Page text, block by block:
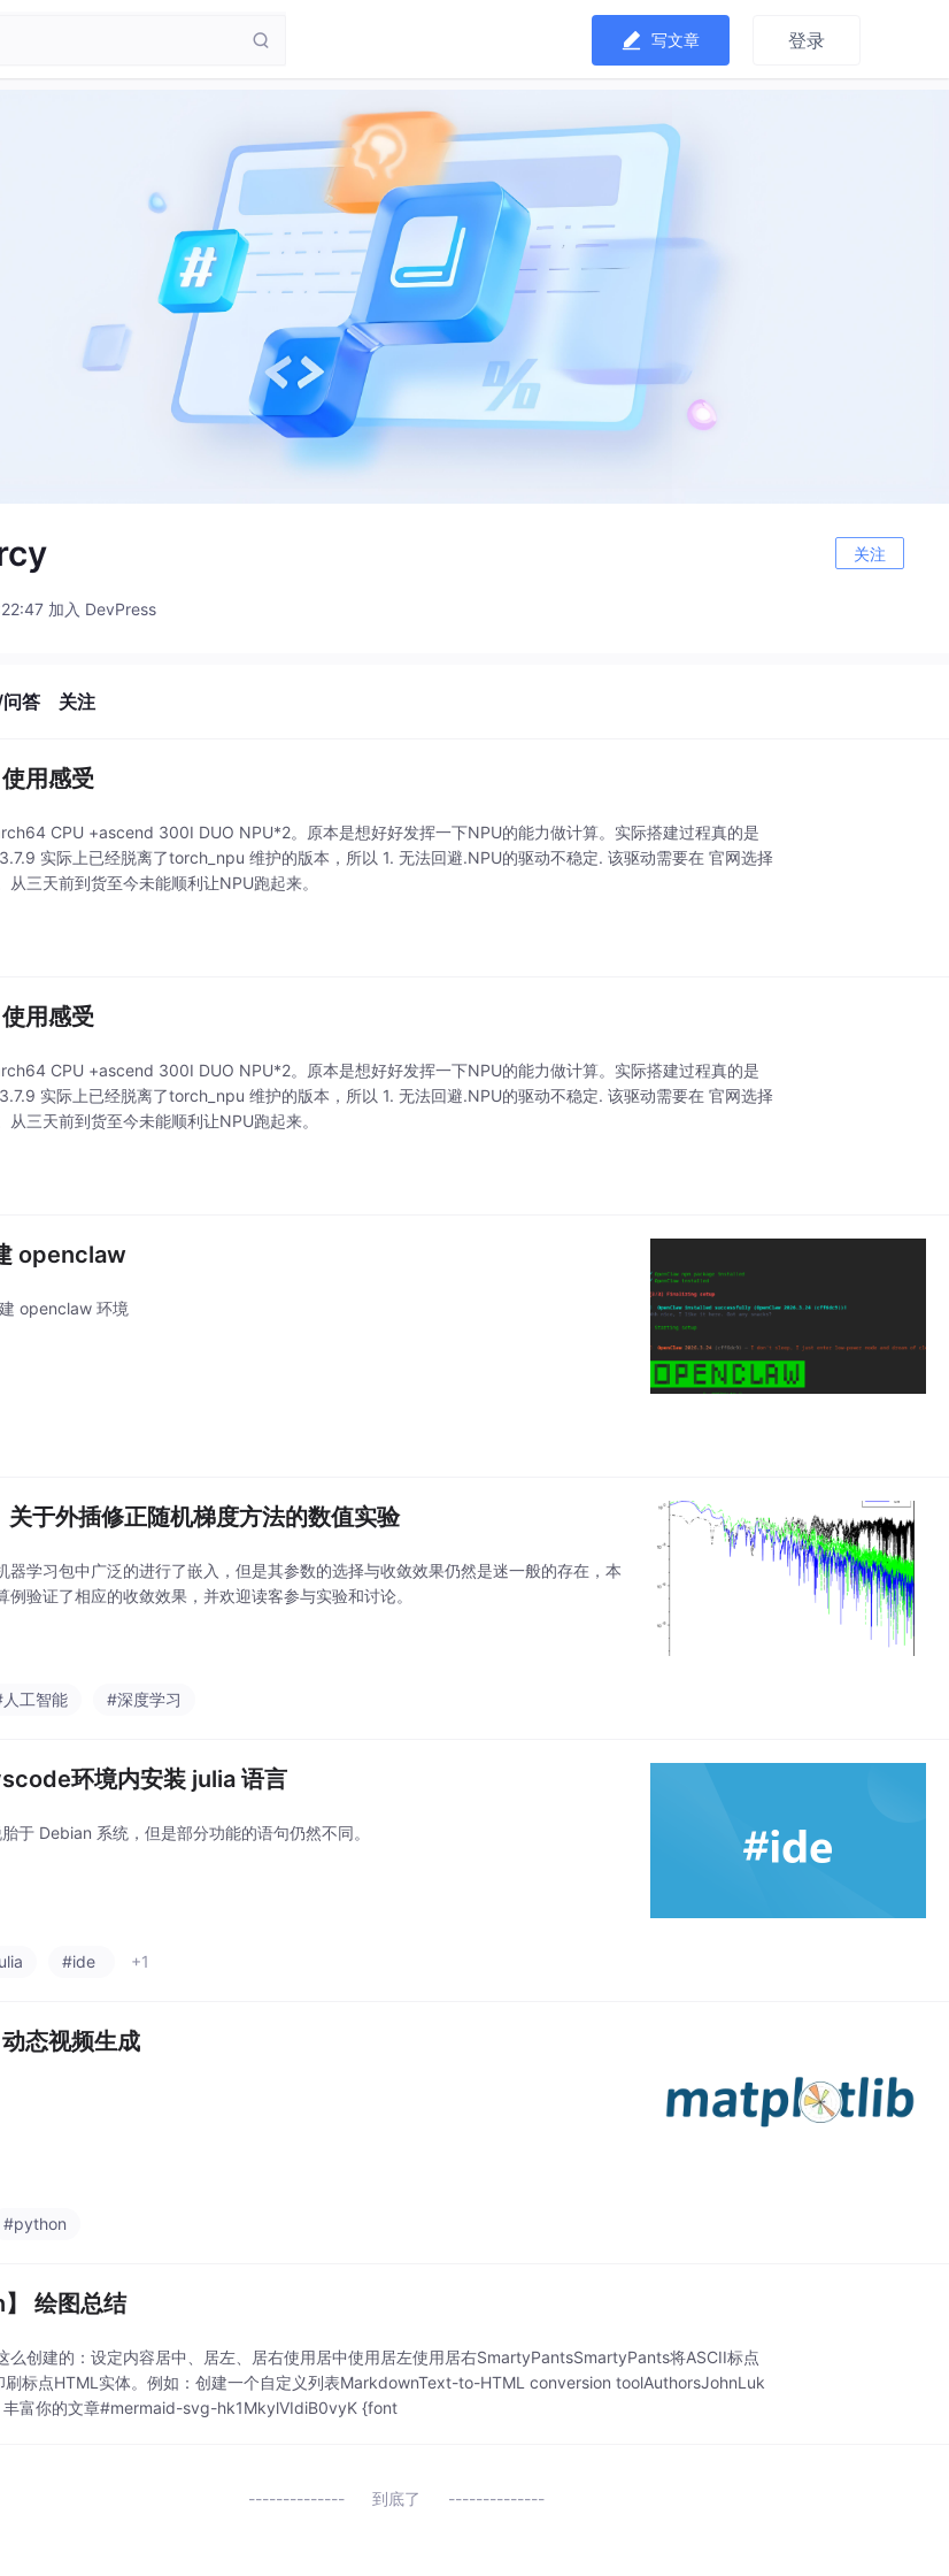
写文章 登录
关注
加入 DevPress
答 关注
用感受
CPU +ascend 300I DUO NPU*2。原本是想好好发挥一下NPU的能力做计算。实际搭建过程真的是
实际上已经脱离了torch_npu 维护的版本，所以 1. 无法回避.NPU的驱动不稳定. 该驱动需要在 官网选择
从三天前到货至今未能顺利让NPU跑起来。
用感受
CPU +ascend 300I DUO NPU*2。原本是想好好发挥一下NPU的能力做计算。实际搭建过程真的是
实际上已经脱离了torch_npu 维护的版本，所以 1. 无法回避.NPU的驱动不稳定. 该驱动需要在 官网选择
从三天前到货至今未能顺利让NPU跑起来。
openclaw
openclaw 环境
关于外插修正随机梯度方法的数值实验
器学习包中广泛的进行了嵌入，但是其参数的选择与收敛效果仍然是迷一般的存在，本
例验证了相应的收敛效果，并欢迎读客参与实验和讨论。
工智能 #深度学习
环境内安装 julia 语言
于 Debian 系统，但是部分功能的语句仍然不同。
#ide +1
态视频生成
#python
绘图总结
么创建的：设定内容居中、居左、居右使用居中使用居左使用居右SmartyPantsSmartyPants将ASCII标点
刷标点HTML实体。例如：创建一个自定义列表MarkdownText-to-HTML conversion toolAuthorsJohnLuk
丰富你的文章#mermaid-svg-hk1MkylVIdiB0vyK {font
到底了